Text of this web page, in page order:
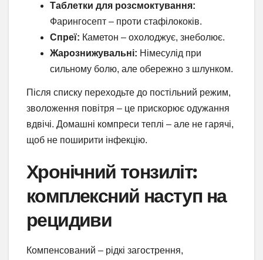
Таблетки для розсмоктування:
Фарингосепт – проти стафілококів.
Спреї: Каметон – охолоджує, знеболює.
Жарознижувальні: Німесулід при
сильному болю, але обережно з шлунком.
Після списку переходьте до постільний режим,
зволоження повітря – це прискорює одужання
вдвічі. Домашні компреси теплі – але не гарячі,
щоб не поширити інфекцію.
Хронічний тонзиліт:
комплексний наступ на
рецидиви
Компенсований – рідкі загострення,